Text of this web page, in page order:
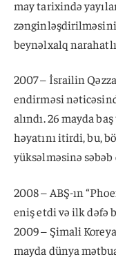
may tarixində
zənginləşdirilməsini
beynəlxalq
2007 – İsrailin
endirməsi
alındı. 26 mayda
həyatını itirdi, bu,
yüksəlməsinə səbəb
2008 – ABŞ-ın
eniş etdi və ilk dəfə
2009 – Şimali
mayda dünya